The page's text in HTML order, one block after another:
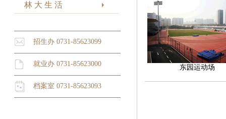
林 大 生 活
招生办 0731-85623099
就业办 0731-85623000
档案室 0731-85623093
东园运动场